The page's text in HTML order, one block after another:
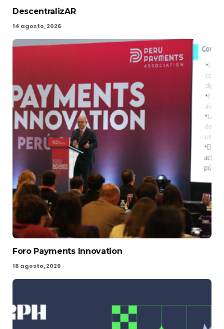
14 agosto, 2026
DescentralizAR
18 agosto, 2026
Foro Payments Innovation